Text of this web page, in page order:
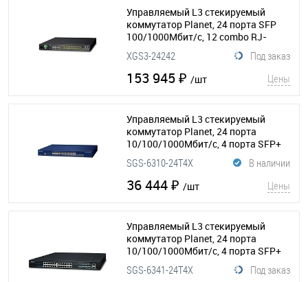
Управляемый L3 стекируемый
коммутатор Planet, 24 порта SFP
100/1000Мбит/с, 12 combo RJ-
45/SFP портов 100/1000Мбит/с, 4
порта SFP+ 10Гбит/с
(154-121)Под заказ
XGS3-24242
153 945 ₽ /шт Цены
Управляемый L3 стекируемый
коммутатор Planet, 24 порта
10/100/1000Мбит/с, 4 порта SFP+
10Гбит/с(154-371) В наличии
SGS-6310-24T4X
36 444 ₽ /шт Цены
Управляемый L3 стекируемый
коммутатор Planet, 24 порта
10/100/1000Мбит/с, 4 порта SFP+
10Гбит/с(154-170) Под заказ
SGS-6341-24T4X